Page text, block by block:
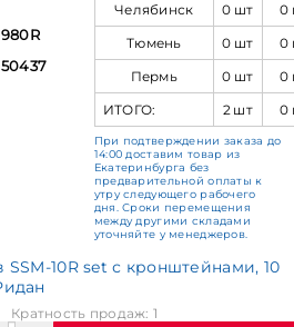
Челябинск
0 шт
0
Тюмень
0 шт
0
Пермь
0 шт
0
ИТОГО:
2 шт 0
При подтверждении заказа до
14:00 доставим товар из
Екатеринбурга без
предварительной оплаты к
утру следующего рабочего
дня. Сроки перемещения
между другими складами
уточняйте у менеджеров.
10R set с кронштейнами, 10
Кратность продаж: 1